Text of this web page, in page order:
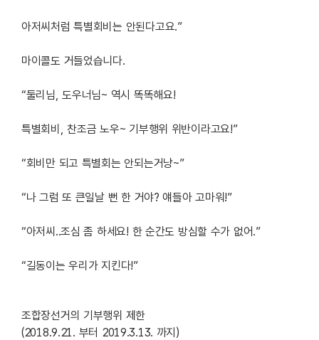
아저씨처럼 특별회비는 안된다고요.”
마이콜도 거들었습니다.
“둘리님, 도우너님~ 역시 똑똑해요!
특별회비, 찬조금 노우~ 기부행위 위반이라고요!”
“회비만 되고 특별회는 안되는거냥~”
“나 그럼 또 큰일날 뻔 한 거야? 얘들아 고마워!”
“아저씨..조심 좀 하세요! 한 순간도 방심할 수가 없어.”
“길동이는 우리가 지킨다!”
조합장선거의 기부행위 제한
(2018.9.21. 부터 2019.3.13. 까지)